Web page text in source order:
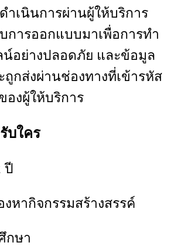
ำเนินการผ่านผู้ให้บริการ
การออกแบบมาเพื่อการทำ
น์อย่างปลอดภัย และข้อมูล
ถูกส่งผ่านช่องทางที่เข้ารหัส
งผู้ให้บริการ
บใคร
ปี
งหากิจกรรมสร้างสรรค์
กษา